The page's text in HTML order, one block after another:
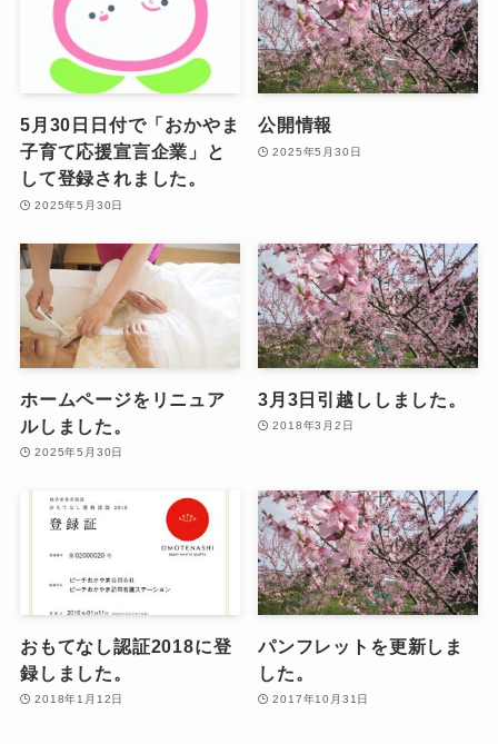
5月30日日付で「おかやま
子育て応援宣言企業」と
して登録されました。
2025年5月30日
公開情報
2025年5月30日
ホームページをリニュア
ルしました。
2025年5月30日
3月3日引越ししました。
2018年3月2日
おもてなし認証2018に登
録しました。
2018年1月12日
パンフレットを更新しま
した。
2017年10月31日